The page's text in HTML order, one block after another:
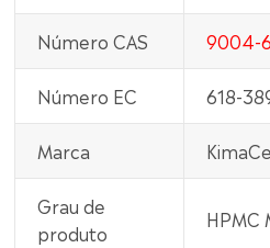
Número CAS 9004-
Número EC 618-
Marca
Grau de
produto
HPMC